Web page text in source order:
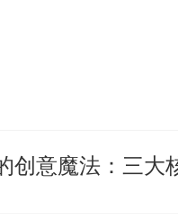
是视觉上的好看，它
，常用于娱乐类应用
格则能增强界面的整体
这些问题一直在设计
宁提出了一个核心观
商业闭环模型，帮助
创意魔法：三大